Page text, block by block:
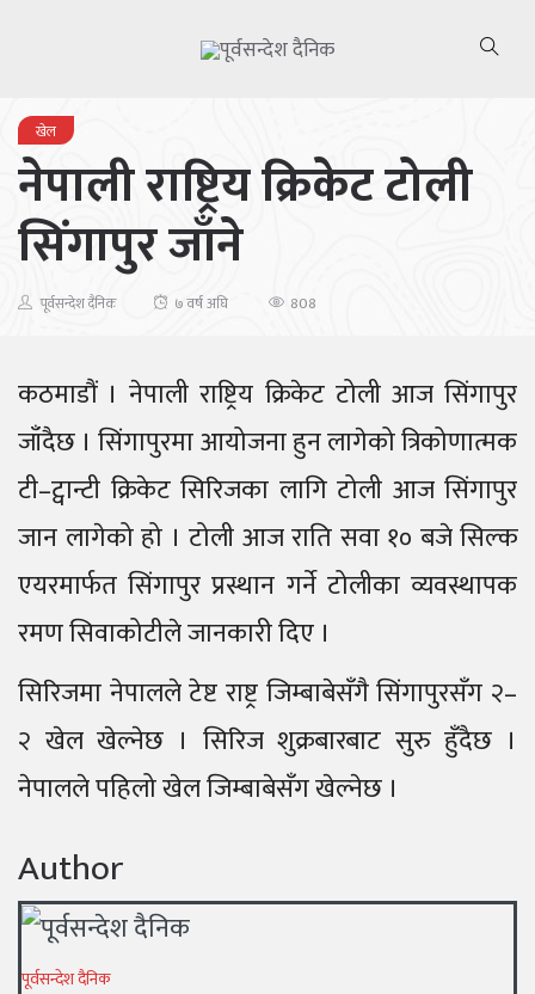
खेल
नेपाली राष्ट्रिय क्रिकेट टोली
सिंगापुर जाँने
पूर्वसन्देश दैनिक ७ वर्ष अघि 808
कठमाडौं । नेपाली राष्ट्रिय क्रिकेट टोली आज सिंगापुर
जाँदैछ । सिंगापुरमा आयोजना हुन लागेको त्रिकोणात्मक
टी–ट्वान्टी क्रिकेट सिरिजका लागि टोली आज सिंगापुर
जान लागेको हो । टोली आज राति सवा १० बजे सिल्क
एयरमार्फत सिंगापुर प्रस्थान गर्ने टोलीका व्यवस्थापक
रमण सिवाकोटीले जानकारी दिए ।
सिरिजमा नेपालले टेष्ट राष्ट्र जिम्बाबेसँगै सिंगापुरसँग २–
२ खेल खेल्नेछ । सिरिज शुक्रबारबाट सुरु हुँदैछ ।
नेपालले पहिलो खेल जिम्बाबेसँग खेल्नेछ ।
Author
पूर्वसन्देश दैनिक